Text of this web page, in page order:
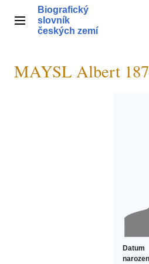
obsahHlavní menu
Biografický
slovník
českých zemí
MAYSL Albert
Datum